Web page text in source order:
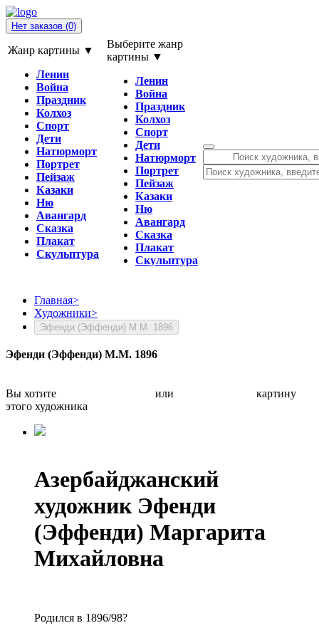
Нет заказов (0)
Жанр картины ▼
Ленин
Война
Праздник
Колхоз
Спорт
Дети
Натюрморт
Портрет
Пейзаж
Казаки
Ню
Авангард
Сказка
Плакат
Скульптура
Выберите жанр
картины ▼
Ленин
Война
Праздник
Колхоз
Спорт
Дети
Натюрморт
Портрет
Пейзаж
Казаки
Ню
Авангард
Сказка
Плакат
Скульптура
Главная>
Художники>
Эфенди (Эффенди) М.М. 1896
Эфенди (Эффенди) М.М. 1896
Вы хотите или
картину
этого художника
Азербайджанский
художник Эфенди
(Эффенди) Маргарита
Михайловна
Родился в 1896/98?